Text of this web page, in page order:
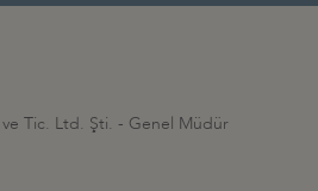
ve Tic. Ltd. Şti. - Genel Müdür